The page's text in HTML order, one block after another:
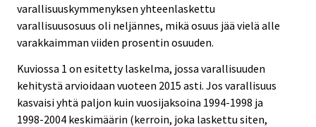
varallisuuskymmenyksen yhteenlaskettu
varallisuusosuus oli neljännes, mikä osuus jää vielä alle
varakkaimman viiden prosentin osuuden.
Kuviossa 1 on esitetty laskelma, jossa varallisuuden
kehitystä arvioidaan vuoteen 2015 asti. Jos varallisuus
kasvaisi yhtä paljon kuin vuosijaksoina 1994-1998 ja
1998-2004 keskimäärin (kerroin, joka laskettu siten,